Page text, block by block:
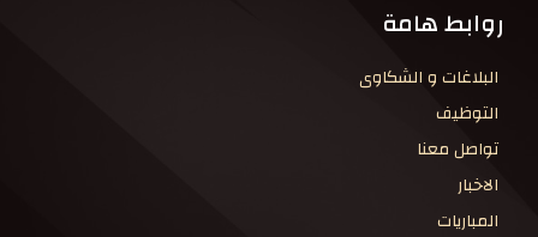
روابط هامة
البلاغات و الشكاوى
التوظيف
تواصل معنا
الاخبار
المباريات